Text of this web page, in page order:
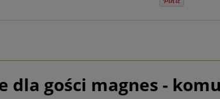
dla gości magnes -